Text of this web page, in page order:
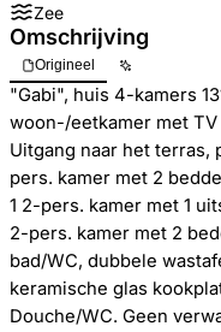
Zee
Omschrijving
Origineel
"Gabi", huis 4-kamers
woon-/eetkamer met
Uitgang naar het terras,
pers. kamer met 2
1 2-pers. kamer met 1
2-pers. kamer met 2
bad/WC, dubbele
keramische glas
Douche/WC. Geen